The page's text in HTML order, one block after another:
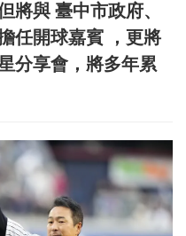
將與 臺中市政府、
任開球嘉賓 ，更將
分享會，將多年累